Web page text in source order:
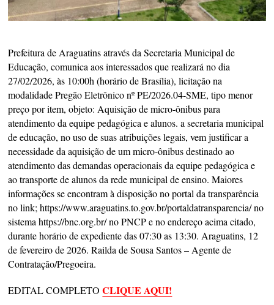
Prefeitura de Araguatins através da Secretaria Municipal de
Educação, comunica aos interessados que realizará no dia
27/02/2026, às 10:00h (horário de Brasília), licitação na
modalidade Pregão Eletrônico nº PE/2026.04-SME, tipo menor
preço por item, objeto: Aquisição de micro-ônibus para
atendimento da equipe pedagógica e alunos. a secretaria municipal
de educação, no uso de suas atribuições legais, vem justificar a
necessidade da aquisição de um micro-ônibus destinado ao
atendimento das demandas operacionais da equipe pedagógica e
ao transporte de alunos da rede municipal de ensino. Maiores
informações se encontram à disposição no portal da transparência
no link; https://www.araguatins.to.gov.br/portaldatransparencia/ no
sistema https://bnc.org.br/ no PNCP e no endereço acima citado,
durante horário de expediente das 07:30 as 13:30. Araguatins, 12
de fevereiro de 2026. Railda de Sousa Santos – Agente de
Contratação/Pregoeira.
EDITAL COMPLETOCLIQUE AQUI!